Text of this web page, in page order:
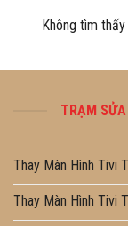
Không tìm
TRẠM
Thay Màn Hình Tivi
Thay Màn Hình Tivi